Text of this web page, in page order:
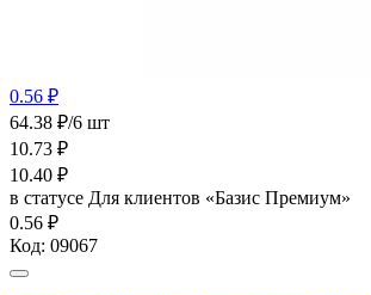
0.56 ₽
64.38 ₽/6 шт
10.73 ₽
10.40 ₽
в статусе Для клиентов «Базис Премиум»
0.56 ₽
Код: 09067